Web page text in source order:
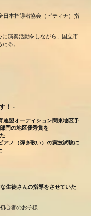
日本指導者協会（ピティナ）指
演奏活動をしながら、
国立市
る。
！ -
連盟オーディション関東地区予
門の地区優秀賞を
アノ（弾き歌い）の実技試験に
生徒さんの指導をさせていた
心者のお子様